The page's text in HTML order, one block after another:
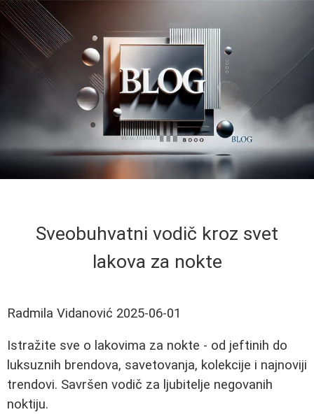
Sveobuhvatni vodič kroz svet
lakova za nokte
Radmila Vidanović 2025-06-01
Istražite sve o lakovima za nokte - od jeftinih do
luksuznih brendova, savetovanja, kolekcije i najnoviji
trendovi. Savršen vodič za ljubitelje negovanih
noktiju.